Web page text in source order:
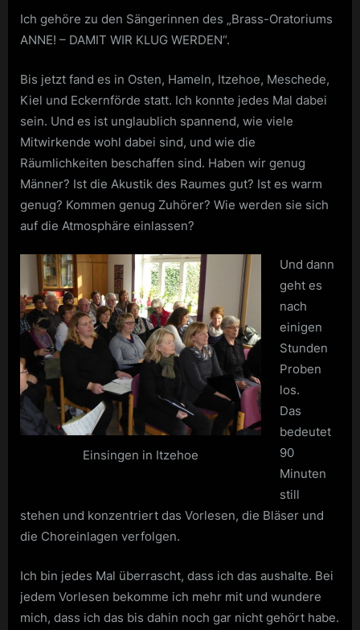
Ich gehöre zu den Sängerinnen des „Brass-Oratoriums
ANNE! – DAMIT WIR KLUG WERDEN“.
Bis jetzt fand es in Osten, Hameln, Itzehoe, Meschede,
Kiel und Eckernförde statt. Ich konnte jedes Mal dabei
sein. Und es ist unglaublich spannend, wie viele
Mitwirkende wohl dabei sind, und wie die
Räumlichkeiten beschaffen sind. Haben wir genug
Männer? Ist die Akustik des Raumes gut? Ist es warm
genug? Kommen genug Zuhörer? Wie werden sie sich
auf die Atmosphäre einlassen?
Einsingen in Itzehoe
Und dann
geht es
nach
einigen
Stunden
Proben
los.
Das
bedeutet
90
Minuten
still
stehen und konzentriert das Vorlesen, die Bläser und
die Choreinlagen verfolgen.
Ich bin jedes Mal überrascht, dass ich das aushalte. Bei
jedem Vorlesen bekomme ich mehr mit und wundere
mich, dass ich das bis dahin noch gar nicht gehört habe.